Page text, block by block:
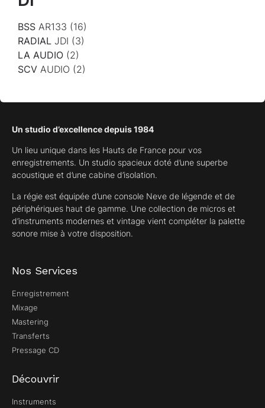
BSS AR133 (16)
RADIAL JDI (3)
LA AUDIO (2)
SCV AUDIO (2)
Un studio d’excellence depuis 1984
Un lieu unique dans les Hauts de France pour vos
enregistrements. Un studio spacieux doté d’une superbe
acoustique et d’une cabine d’isolation.
La régie est équipée d’une console Neve de légende et de
périphériques haut de gamme. Une collection de micros et
d’instruments modernes et vintage vient compléter la palette
sonore mise à votre disposition.
Nos Services
Enregistrement
Mixage
Mastering
Transferts
Pressage CD
Découvrir
Instruments